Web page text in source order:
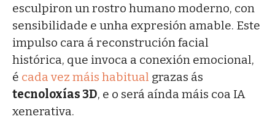
esculpiron un rostro humano moderno, con
sensibilidade e unha expresión amable. Este
impulso cara á reconstrución facial
histórica, que invoca a conexión emocional,
é cada vez máis habitual grazas ás
tecnoloxías 3D, e o será aínda máis coa IA
xenerativa.